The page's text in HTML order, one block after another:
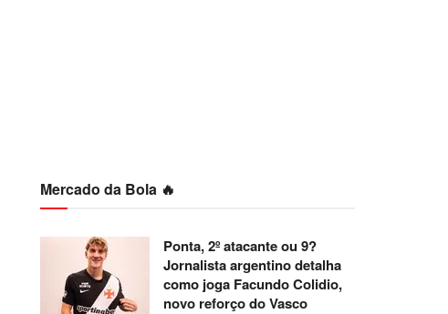
Mercado da Bola 🔥
Ponta, 2º atacante ou 9?
Jornalista argentino detalha
como joga Facundo Colidio,
novo reforço do Vasco